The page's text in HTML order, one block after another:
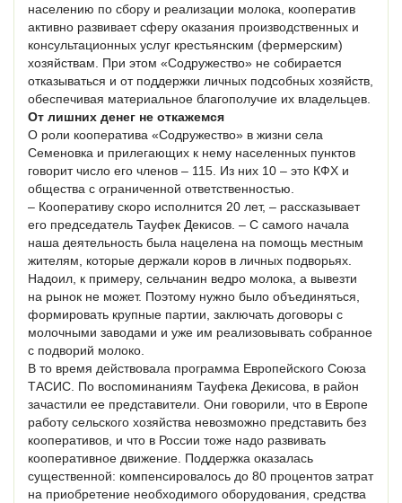
населению по сбору и реализации молока, кооператив
активно развивает сферу оказания производственных и
консультационных услуг крестьянским (фермерским)
хозяйствам. При этом «Содружество» не собирается
отказываться и от поддержки личных подсобных хозяйств,
обеспечивая материальное благополучие их владельцев.
От лишних денег не откажемся
О роли кооператива «Содружество» в жизни села
Семеновка и прилегающих к нему населенных пунктов
говорит число его членов – 115. Из них 10 – это КФХ и
общества с ограниченной ответственностью.
– Кооперативу скоро исполнится 20 лет, – рассказывает
его председатель Тауфек Декисов. – С самого начала
наша деятельность была нацелена на помощь местным
жителям, которые держали коров в личных подворьях.
Надоил, к примеру, сельчанин ведро молока, а вывезти
на рынок не может. Поэтому нужно было объединяться,
формировать крупные партии, заключать договоры с
молочными заводами и уже им реализовывать собранное
с подворий молоко.
В то время действовала программа Европейского Союза
ТАСИС. По воспоминаниям Тауфека Декисова, в район
зачастили ее представители. Они говорили, что в Европе
работу сельского хозяйства невозможно представить без
кооперативов, и что в России тоже надо развивать
кооперативное движение. Поддержка оказалась
существенной: компенсировалось до 80 процентов затрат
на приобретение необходимого оборудования, средства